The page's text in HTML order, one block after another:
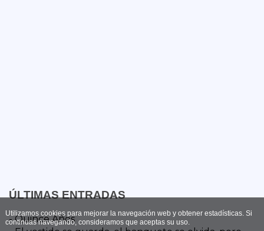
ÚLTIMAS ENTRADAS
- Quince Años
Utilizamos cookies para mejorar la navegación web y obtener estadísticas. Si
continuas navegando, consideramos que aceptas su uso.